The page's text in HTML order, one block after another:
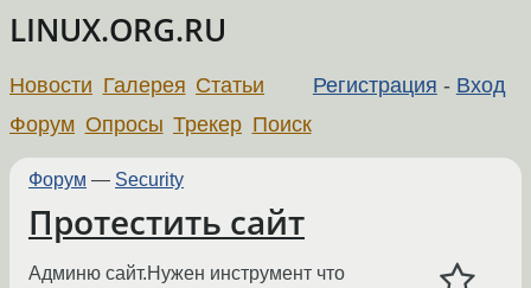
LINUX.ORG.RU
Регистрация - Вход
Новости Галерея Статьи
Форум Опросы Трекер Поиск
Форум — Security
Протестить сайт
Админю сайт.Нужен инструмент что